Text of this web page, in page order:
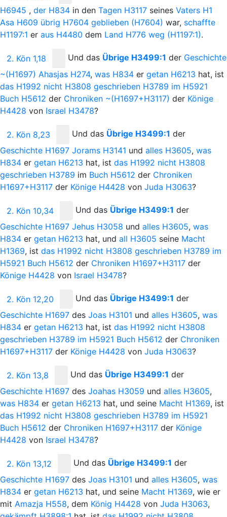
H6945 , der H834 in den Tagen H3117 seines Vaters H1
Asa H609 übrig H7604 geblieben (H7604) war, schaffte
H1197:1 er aus H4480 dem Land H776 weg (H1197:1).
2. Kön 1,18 Und das Übrige H3499:1 der Geschichte
~(H1697) Ahasjas H274, was H834 er getan H6213 hat, ist
das H1992 nicht H3808 geschrieben H3789 im H5921
Buch H5612 der Chroniken ~(H1697+H3117) der Könige
H4428 von Israel H3478?
2. Kön 8,23 Und das Übrige H3499:1 der
Geschichte H1697 Jorams H3141 und alles H3605, was
H834 er getan H6213 hat, ist das H1992 nicht H3808
geschrieben H3789 im Buch H5612 der Chroniken
H1697+H3117 der Könige H4428 von Juda H3063?
2. Kön 10,34 Und das Übrige H3499:1 der
Geschichte H1697 Jehus H3058 und alles H3605, was
H834 er getan H6213 hat, und all H3605 seine Macht
H1369, ist das H1992 nicht H3808 geschrieben H3789 im
H5921 Buch H5612 der Chroniken H1697+H3117 der
Könige H4428 von Israel H3478?
2. Kön 12,20 Und das Übrige H3499:1 der
Geschichte H1697 des Joas H3101 und alles H3605, was
H834 er getan H6213 hat, ist das H1992 nicht H3808
geschrieben H3789 im H5921 Buch H5612 der Chroniken
H1697+H3117 der Könige H4428 von Juda H3063?
2. Kön 13,8 Und das Übrige H3499:1 der
Geschichte H1697 des Joahas H3059 und alles H3605,
was H834 er getan H6213 hat, und seine Macht H1369, ist
das H1992 nicht H3808 geschrieben H3789 im H5921
Buch H5612 der Chroniken H1697+H3117 der Könige
H4428 von Israel H3478?
2. Kön 13,12 Und das Übrige H3499:1 der
Geschichte H1697 des Joas H3101 und alles H3605, was
H834 er getan H6213 hat, und seine Macht H1369, wie er
mit Amazja H558, dem König H4428 von Juda H3063,